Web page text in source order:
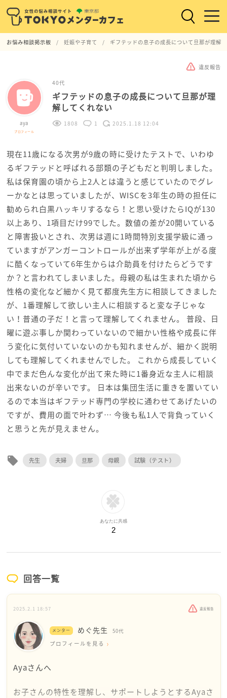
お悩み相談掲示板 妊娠や子育て ギフテッドの息子の成長について旦那が理解
違反報告
aya
プロフィール
40代
ギフテッドの息子の成長について旦那が理
解してくれない
1808 1 2025.1.18 12:04
現在11歳になる次男が9歳の時に受けたテストで、いわゆ
るギフテッドと呼ばれる部類の子どもだと判明しました。
私は保育園の頃から上2人とは違うと感じていたのでグレ
ーかなとは思っていましたが、WISCを3年生の時の担任に
勧められ白黒ハッキリするなら！と思い受けたらIQが130
以上あり、1項目だけ99でした。数値の差が20開いている
と障害扱いとされ、次男は週に1時間特別支援学級に通っ
ていますがアンガーコントロールが出来ず学年が上がる度
に酷くなっていて6年生からは介助員を付けたらどうです
か？と言われてしまいました。母親の私は生まれた頃から
性格の変化など細かく見て都度先生方に相談してきました
が、1番理解して欲しい主人に相談すると変な子じゃな
い！普通の子だ！と言って理解してくれません。 普段、日
曜に遊ぶ事しか関わっていないので細かい性格や成長に伴
う変化に気付いていないのかも知れませんが、細かく説明
しても理解してくれませんでした。 これから成長していく
中でまだ色んな変化が出て来た時に1番身近な主人に相談
出来ないのが辛いです。 日本は集団生活に重きを置いてい
るので本当はギフテッド専門の学校に通わせてあげたいの
ですが、費用の面で叶わず… 今後も私1人で背負っていく
と思うと先が見えません。
local_offer 先生 夫婦 旦那 母親 試験（テスト）
あなたに共感
2
回答一覧
2025.2.1 18:57 違反報告
メンター めぐ先生 50代
プロフィールを見る
Ayaさんへ
お子さんの特性を理解し、サポートしようとするAyaさ